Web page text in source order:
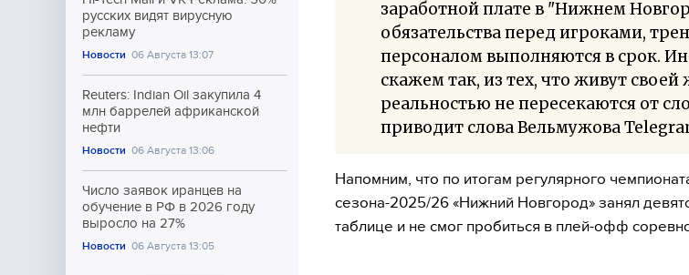
русских видят вирусную
рекламу
Новости 06 Августа 13:07
Reuters: Indian Oil закупила 4
млн баррелей африканской
нефти
Новости 06 Августа 13:06
Число заявок иранцев на
обучение в РФ в 2026 году
выросло на 27%
Новости 06 Августа 13:05
заработной плате в "Нижнем
обязательства перед игроками,
персоналом выполняются в срок.
скажем так, из тех, что живут
реальностью не пересекаются от
приводит слова Вельмужова
Напомним, что по итогам регулярного
сезона-2025/26 «Нижний Новгород» занял
таблице и не смог пробиться в плей-офф